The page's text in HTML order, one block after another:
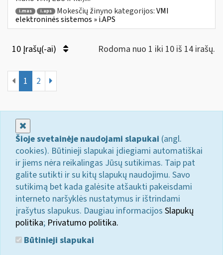
i.mas i.aps Mokesčių žinyno kategorijos:VMI
elektroninės sistemos » i.APS
10 Įrašų(-ai) Rodoma nuo 1 iki 10 iš 14 irašų.
1 2
Šioje svetainėje naudojami slapukai (angl.
cookies). Būtinieji slapukai įdiegiami automatiškai
ir jiems nėra reikalingas Jūsų sutikimas. Taip pat
galite sutikti ir su kitų slapukų naudojimu. Savo
sutikimą bet kada galėsite atšaukti pakeisdami
interneto naršyklės nustatymus ir ištrindami
įrašytus slapukus. Daugiau informacijos Slapukų
politika; Privatumo politika.
Būtinieji slapukai